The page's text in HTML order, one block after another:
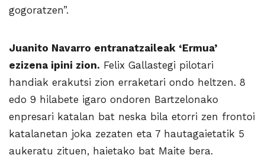
gogoratzen”.
Juanito Navarro entranatzaileak ‘Ermua’
ezizena ipini zion. Felix Gallastegi pilotari
handiak erakutsi zion erraketari ondo heltzen. 8
edo 9 hilabete igaro ondoren Bartzelonako
enpresari katalan bat neska bila etorri zen frontoi
katalanetan joka zezaten eta 7 hautagaietatik 5
aukeratu zituen, haietako bat Maite bera.